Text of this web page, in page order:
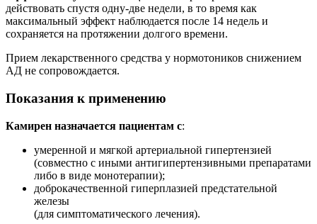
действовать спустя одну-две недели, в то время как
максимальный эффект наблюдается после 14 недель и
сохраняется на протяжении долгого времени.
Прием лекарственного средства у нормотоников снижением
АД не сопровождается.
Показания к применению
Камирен назначается пациентам с:
умеренной и мягкой артериальной гипертензией
(совместно с иными антигипертензивными препаратами
либо в виде монотерапии);
доброкачественной гиперплазией предстательной
железы
(для симптоматического лечения).